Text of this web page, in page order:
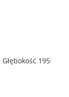
Głębokość 195